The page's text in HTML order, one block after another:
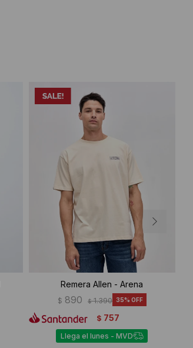
Remera Allen - Arena
$ 890 $ 1.390 35
$ 757
Llega el lunes - MVD